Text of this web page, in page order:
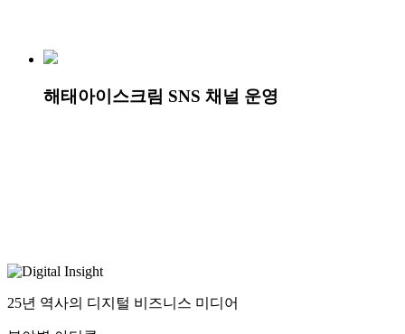
해태아이스크림 SNS 채널 운영
25년 역사의 디지털 비즈니스 미디어